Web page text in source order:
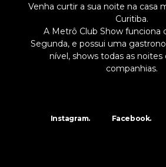
Venha curtir a sua noite na casa
Curitiba.
A Metrô Club Show funciona
Segunda, e possui uma
nível, shows todas as
companhias.
Instagram. Facebook.